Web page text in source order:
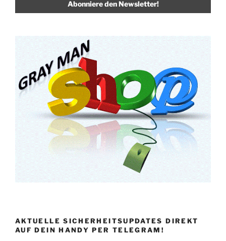
AKTUELLE SICHERHEITSUPDATES DIREKT
AUF DEIN HANDY PER TELEGRAM!